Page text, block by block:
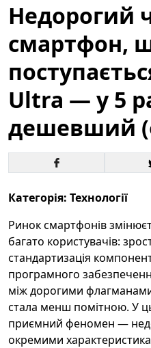
Недорогий
смартфон,
Ultra — у 5
дешевший
Категорія: Технології
Ринок смартфонів
багато користувачів:
стандартизація
програмного
між дорогими
стала менш помітною. У
приємний феномен —
окремими